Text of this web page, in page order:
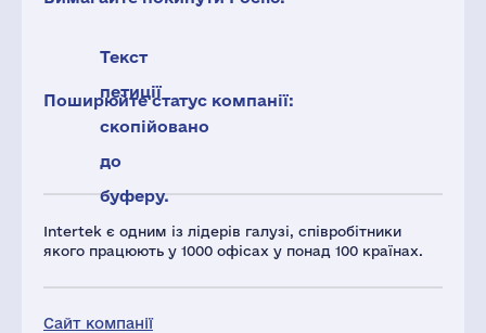
Intertek є одним із лідерів галузі, співробітники
якого працюють у 1000 офісах у понад 100 країнах.
Сайт компанії
Текст
петиції
скопійовано
до
буферу.
Поширюйте статус компанії: